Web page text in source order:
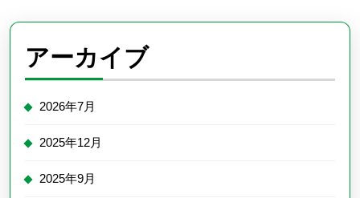
アーカイブ
2026年7月
2025年12月
2025年9月